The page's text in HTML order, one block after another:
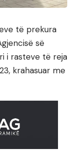
të prekura
së
i rasteve të reja
krahasuar me